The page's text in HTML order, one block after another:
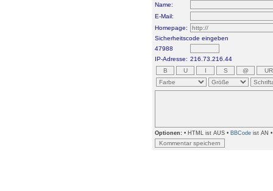
Name:
E-Mail:
Homepage:
Sicherheitscode eingeben
47988
IP-Adresse: 216.73.216.44
Optionen: • HTML ist AUS • BBCode ist AN